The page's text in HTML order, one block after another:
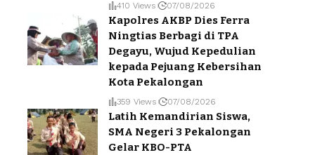
410 Views 07/08/2026
Kapolres AKBP Dies Ferra
Ningtias Berbagi di TPA
Degayu, Wujud Kepedulian
kepada Pejuang Kebersihan
Kota Pekalongan
359 Views 07/08/2026
Latih Kemandirian Siswa,
SMA Negeri 3 Pekalongan
Gelar KBO-PTA